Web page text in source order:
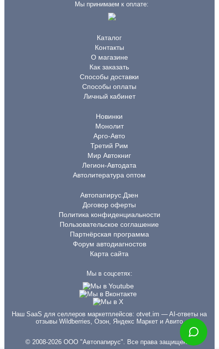
Мы принимаем к оплате:
Каталог
Контакты
О магазине
Как заказать
Способы доставки
Способы оплаты
Личный кабинет
Новинки
Монолит
Арго-Авто
Третий Рим
Мир Автокниг
Легион-Автодата
Автолитература оптом
Автопапирус.Дзен
Договор оферты
Политика конфиденциальности
Пользовательское соглашение
Партнёрская программа
Форум автодиагностов
Карта сайта
Мы в соцсетях:
Наш SaaS для селлеров маркетплейсов:otvet.im — AI-ответы на
отзывы Wildberries, Озон, Яндекс Маркет и Авито
© 2008-2026 ООО "Автопапирус". Все права защищены.